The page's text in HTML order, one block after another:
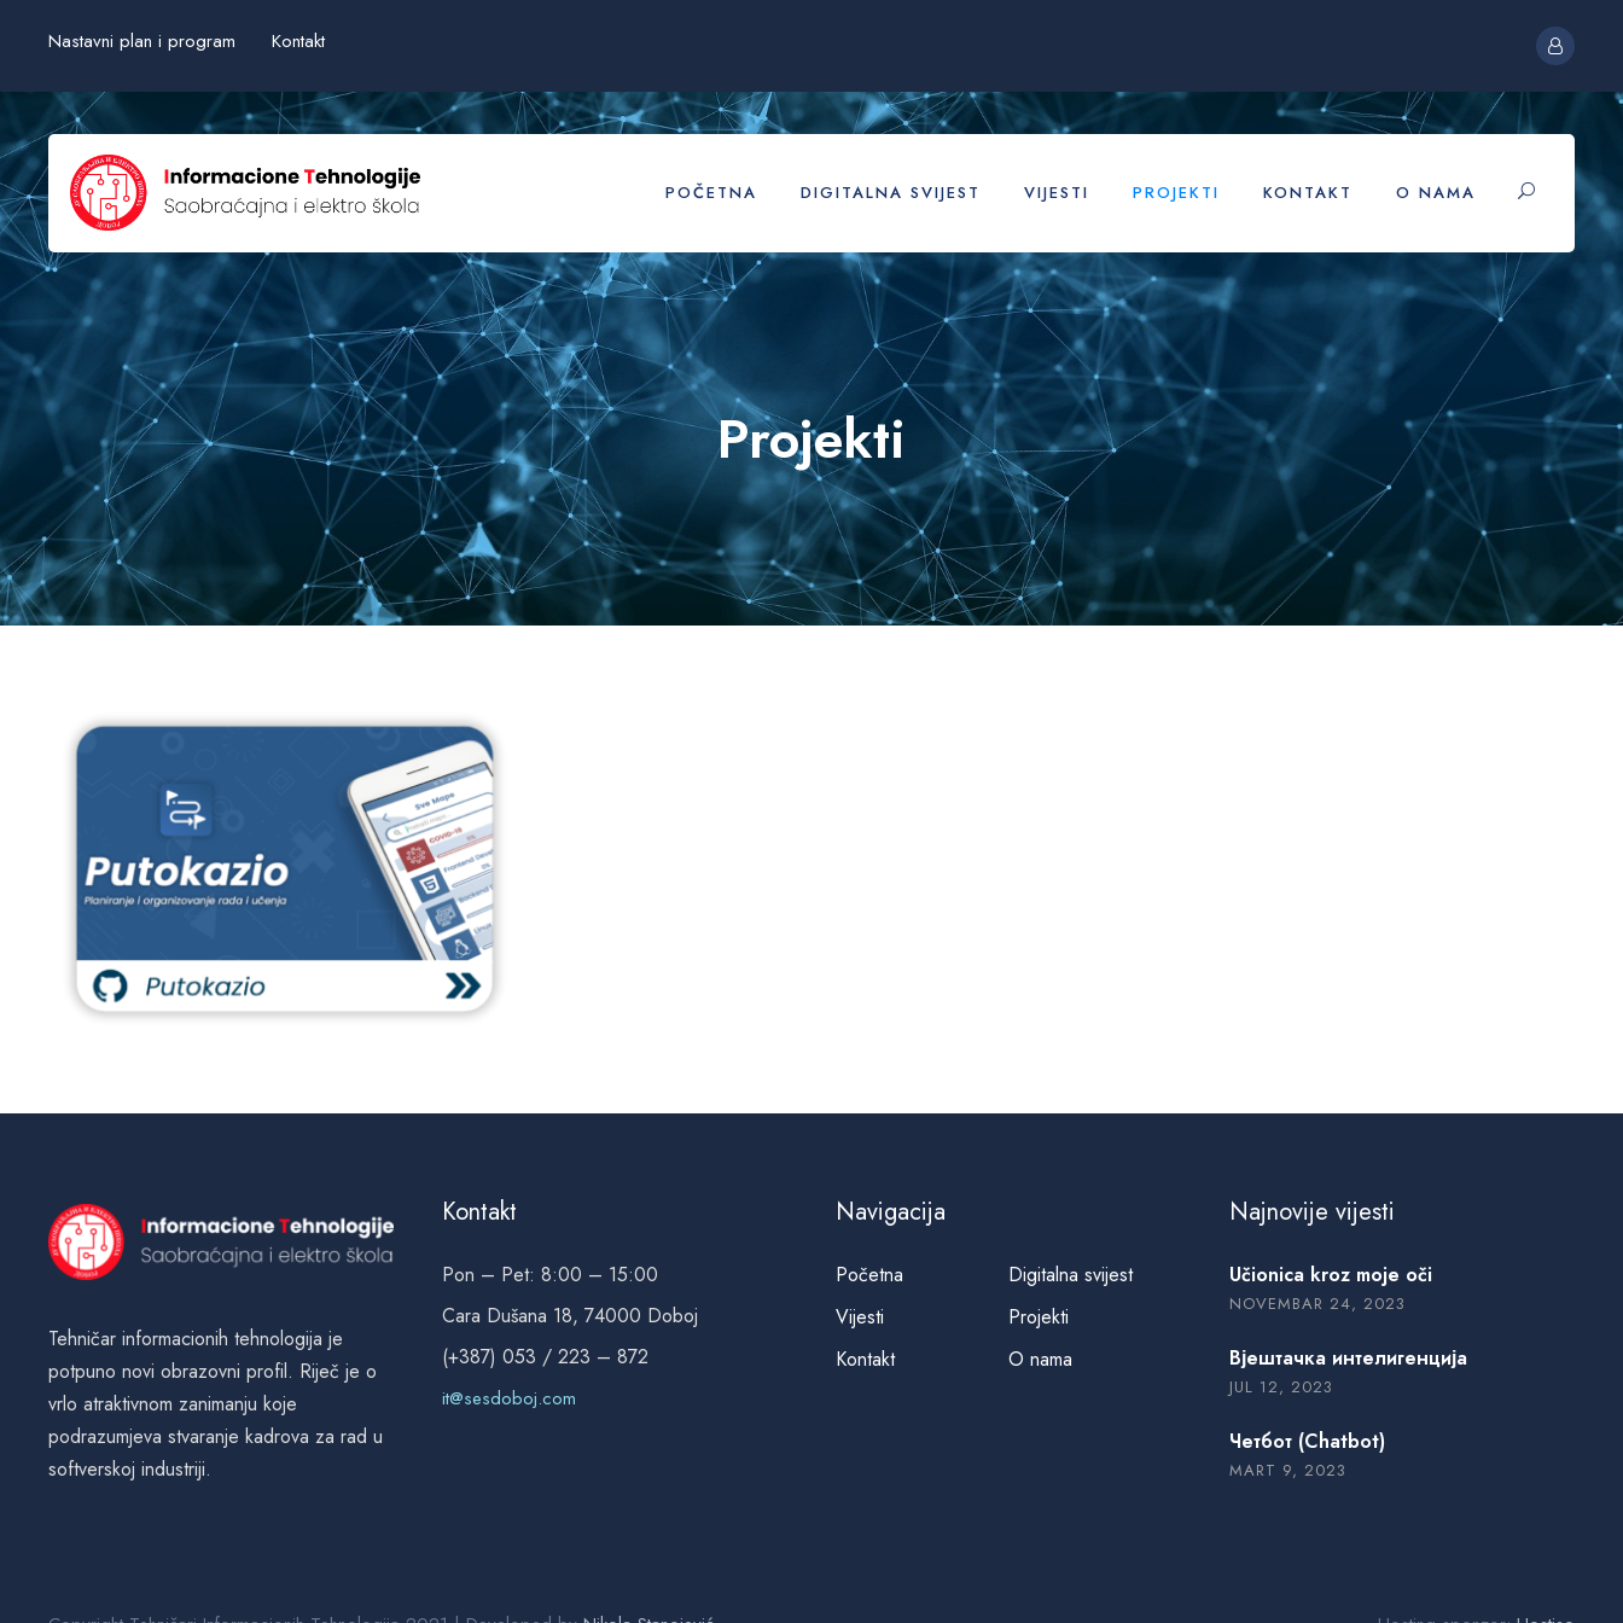
Nastavni plan i program Kontakt
POČETNA DIGITALNA SVIJEST VIJESTI PROJEKTI KONTAKT O NAMA
Projekti
Tehničar informacionih tehnologija je
potpuno novi obrazovni profil. Riječ je o
vrlo atraktivnom zanimanju koje
podrazumjeva stvaranje kadrova za rad u
softverskoj industriji.
Kontakt
Pon – Pet: 8:00 – 15:00
Cara Dušana 18, 74000 Doboj
(+387) 053 / 223 – 872
it@sesdoboj.com
Navigacija
Početna
Digitalna svijest
Vijesti
Projekti
Kontakt
O nama
Najnovije vijesti
Učionica kroz moje oči
NOVEMBAR 24, 2023
Вјештачка интелигенција
JUL 12, 2023
Четбот (Chatbot)
MART 9, 2023